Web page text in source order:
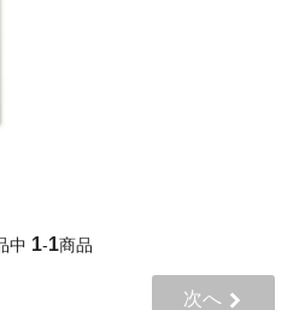
中 1-1商品
次へ